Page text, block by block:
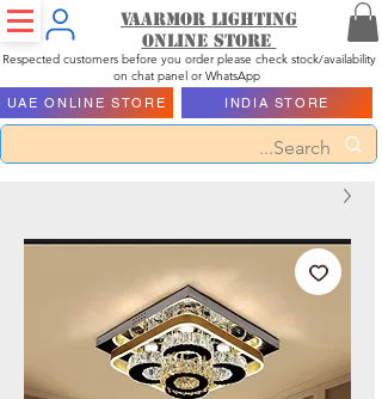
Vaarmor Lighting
ONLINE STORE
Respected customers before you order please check stock/availability
on chat panel or WhatsApp
UAE ONLINE STORE INDIA STORE